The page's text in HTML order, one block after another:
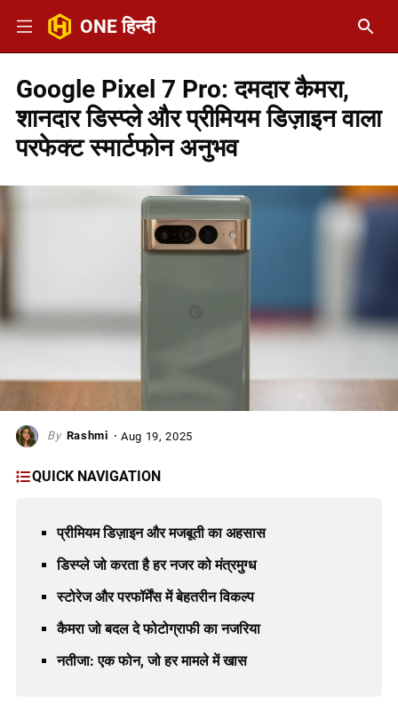
ONE हिन्दी
Google Pixel 7 Pro: दमदार कैमरा,
शानदार डिस्प्ले और प्रीमियम डिज़ाइन वाला
परफेक्ट स्मार्टफोन अनुभव
Rashmi Aug 19, 2025
QUICK NAVIGATION
प्रीमियम डिज़ाइन और मजबूती का अहसास
डिस्प्ले जो करता है हर नजर को मंत्रमुग्ध
स्टोरेज और परफॉर्मेंस में बेहतरीन विकल्प
कैमरा जो बदल दे फोटोग्राफी का नजरिया
नतीजा: एक फोन, जो हर मामले में खास